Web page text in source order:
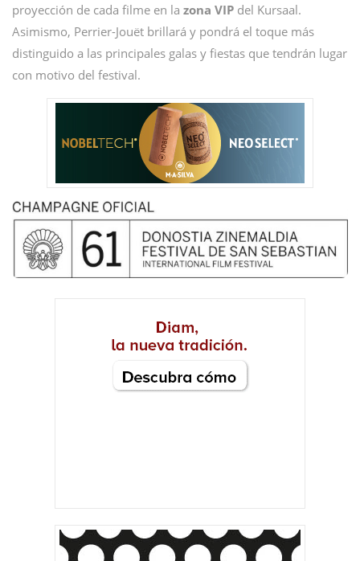
proyección de cada filme en la zona VIP del Kursaal.
Asimismo, Perrier-Jouët brillará y pondrá el toque más
distinguido a las principales galas y fiestas que tendrán lugar
con motivo del festival.